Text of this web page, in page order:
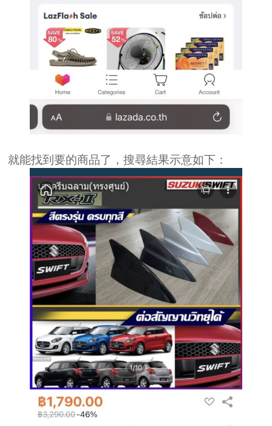
就能找到要的商品了，搜尋結果示意如下：